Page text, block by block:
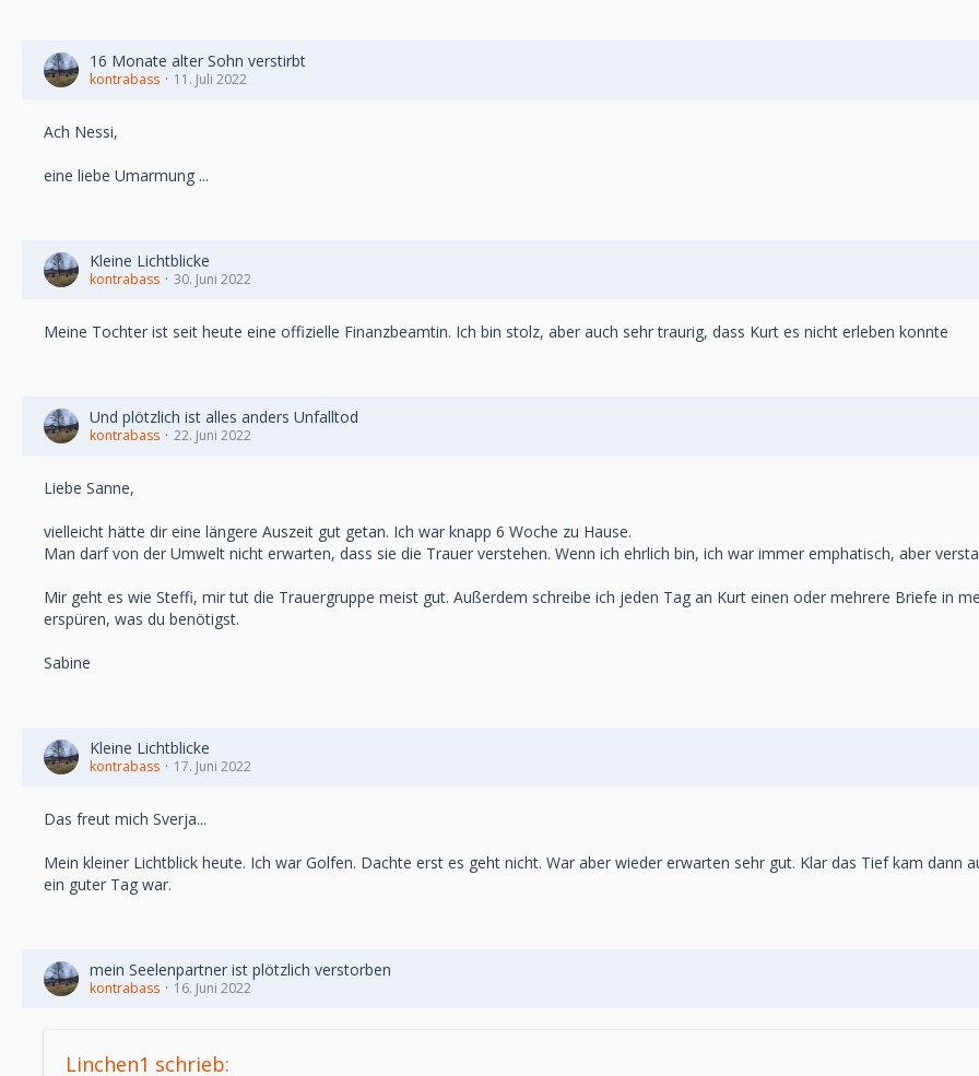
16 Monate alter Sohn verstirbt
kontrabass 11. Juli 2022
Ach Nessi,
eine liebe Umarmung ...
Kleine Lichtblicke
kontrabass 30. Juni 2022
Meine Tochter ist seit heute eine offizielle Finanzbeamtin. Ich bin stolz, aber auch sehr traurig, dass Kurt es nicht erleben konnte
Und plötzlich ist alles anders Unfalltod
kontrabass 22. Juni 2022
Liebe Sanne,
vielleicht hätte dir eine längere Auszeit gut getan. Ich war knapp 6 Woche zu Hause.
Man darf von der Umwelt nicht erwarten, dass sie die Trauer verstehen. Wenn ich ehrlich bin, ich war immer emphatisch, aber
Mir geht es wie Steffi, mir tut die Trauergruppe meist gut. Außerdem schreibe ich jeden Tag an Kurt einen oder mehrere Briefe in
erspüren, was du benötigst.
Sabine
Kleine Lichtblicke
kontrabass 17. Juni 2022
Das freut mich Sverja...
Mein kleiner Lichtblick heute. Ich war Golfen. Dachte erst es geht nicht. War aber wieder erwarten sehr gut. Klar das Tief kam dann
ein guter Tag war.
mein Seelenpartner ist plötzlich verstorben
kontrabass 16. Juni 2022
Linchen1 schrieb: